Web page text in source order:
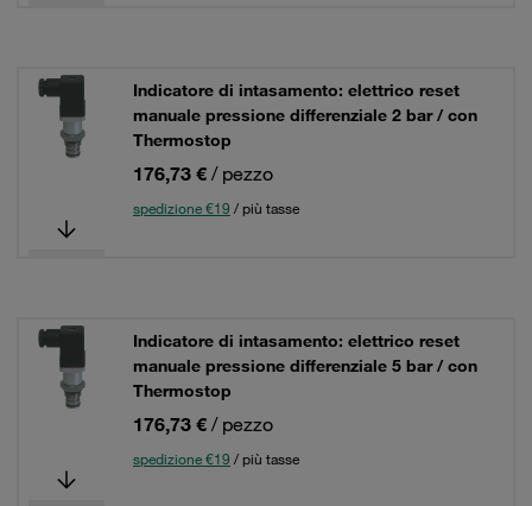
Indicatore di intasamento: elettrico reset
manuale pressione differenziale 2 bar / con
Thermostop
176,73 € / pezzo
spedizione €19 / più tasse
Indicatore di intasamento: elettrico reset
manuale pressione differenziale 5 bar / con
Thermostop
176,73 € / pezzo
spedizione €19 / più tasse